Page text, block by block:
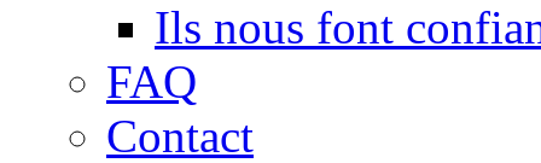
Ils nous font
FAQ
Contact